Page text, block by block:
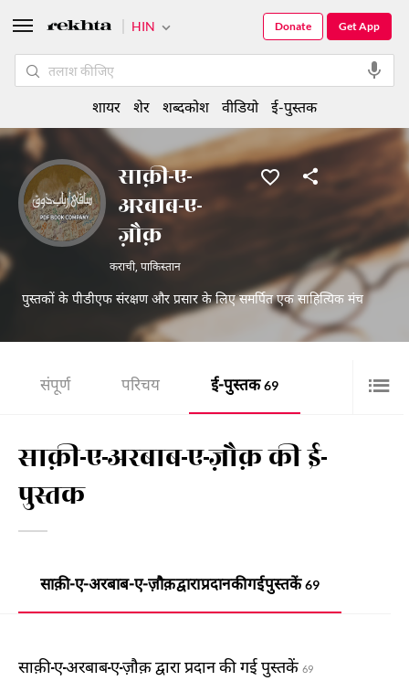
साक़ी-ए-
अरबाब-ए-
ज़ौक़
कराची, पाकिस्तान
पुस्तकों के पीडीएफ संरक्षण और प्रसार के लिए समर्पित एक साहित्यिक मंच
संपूर्ण परिचय ई-पुस्तक 69
साक़ी-ए-अरबाब-ए-ज़ौक़ की ई-
पुस्तक
साक़ी-ए-अरबाब-ए-ज़ौक़ द्वारा प्रदान की गई पुस्तकें 69
साक़ी-ए-अरबाब-ए-ज़ौक़ द्वारा प्रदान की गई पुस्तकें 69
HIN Get App
Donate
शायर शेर शब्दकोश वीडियो ई-पुस्तक